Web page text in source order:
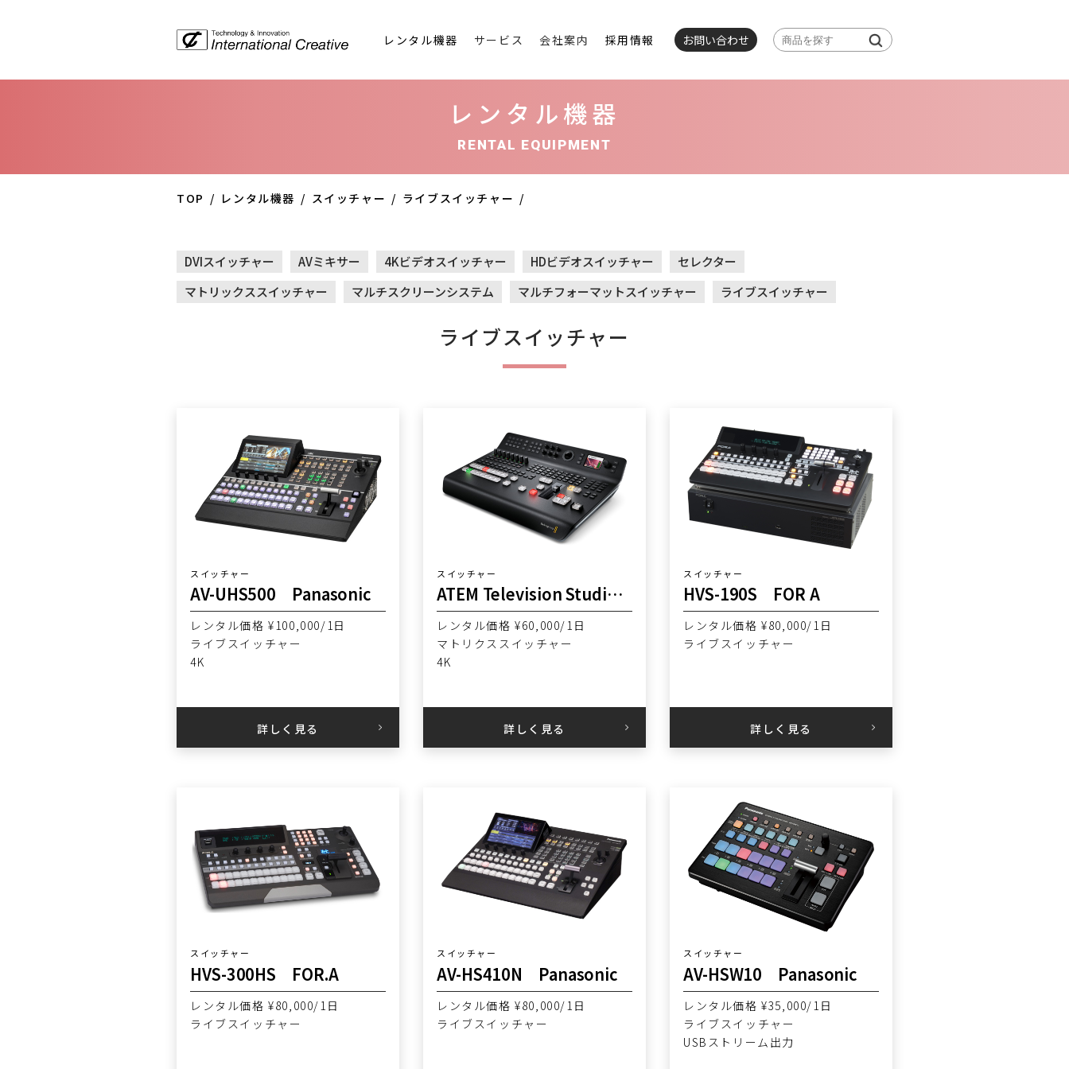
レンタル機器 サービス 会社案内 採用情報 お問い合わせ
レンタル機器
RENTAL EQUIPMENT
TOP レンタル機器 スイッチャー ライブスイッチャー
DVIスイッチャー AVミキサー 4Kビデオスイッチャー HDビデオスイッチャー
セレクター
マトリックススイッチャー
マルチスクリーンシステム マルチフォーマットスイッチャー ライブスイッチャー
ライブスイッチャー
スイッチャー
AV-UHS500 Panasonic
レンタル価格 ¥100,000/1日
ライブスイッチャー
4K
詳しく見る
スイッチャー
ATEM Television Studio 4K8 Blackmagic Design
レンタル価格 ¥60,000/1日
マトリクススイッチャー
4K
詳しく見る
スイッチャー
HVS-190S FOR A
レンタル価格 ¥80,000/1日
ライブスイッチャー
詳しく見る
スイッチャー
HVS-300HS FOR.A
レンタル価格 ¥80,000/1日
ライブスイッチャー
スイッチャー
AV-HS410N Panasonic
レンタル価格 ¥80,000/1日
ライブスイッチャー
スイッチャー
AV-HSW10 Panasonic
レンタル価格 ¥35,000/1日
ライブスイッチャー
USBストリーム出力